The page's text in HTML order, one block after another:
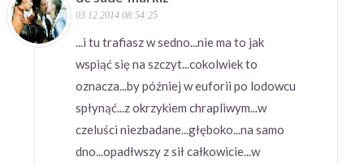
03.12.2014 08:54:25
...i tu trafiasz w sedno...nie ma to jak
wspiąć się na szczyt...cokolwiek to
oznacza...by później w euforii po lodowcu
spłynąć...z okrzykiem chrapliwym...w
czeluści niezbadane...głęboko...na samo
dno...opadłwszy z sił całkowicie...w